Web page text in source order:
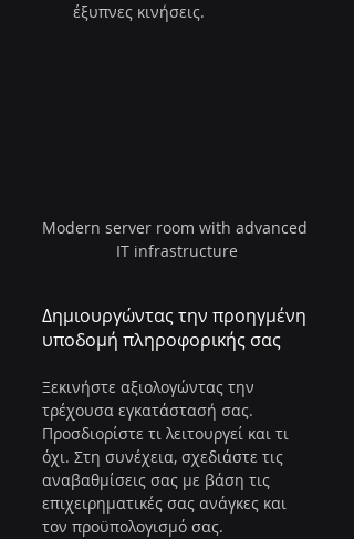
έξυπνες κινήσεις.
Modern server room with advanced
IT infrastructure
Δημιουργώντας την προηγμένη
υποδομή πληροφορικής σας
Ξεκινήστε αξιολογώντας την
τρέχουσα εγκατάστασή σας.
Προσδιορίστε τι λειτουργεί και τι
όχι. Στη συνέχεια, σχεδιάστε τις
αναβαθμίσεις σας με βάση τις
επιχειρηματικές σας ανάγκες και
τον προϋπολογισμό σας.